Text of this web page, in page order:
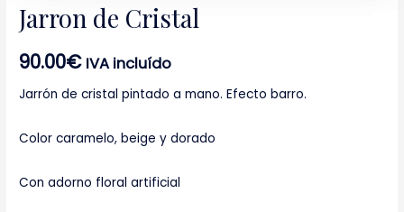
Jarron de Cristal
90.00€ IVA incluído
Jarrón de cristal pintado a mano. Efecto barro.
Color caramelo, beige y dorado
Con adorno floral artificial